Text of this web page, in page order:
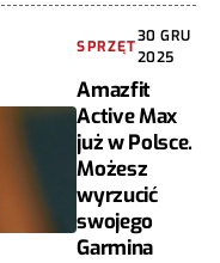
SPRZĘT
30 GRU
2025
Amazfit
Active Max
już w Polsce.
Możesz
wyrzucić
swojego
Garmina